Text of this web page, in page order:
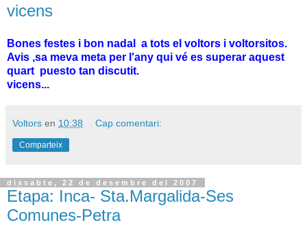
vicens
Bones festes i bon nadal a tots el voltors i voltorsitos.
Avis ,sa meva meta per l'any qui vé es superar aquest
quart puesto tan discutit.
vicens...
Voltors en 10:38 Cap comentari:
Comparteix
dissabte, 22 de desembre del 2007
Etapa: Inca- Sta.Margalida-Ses
Comunes-Petra